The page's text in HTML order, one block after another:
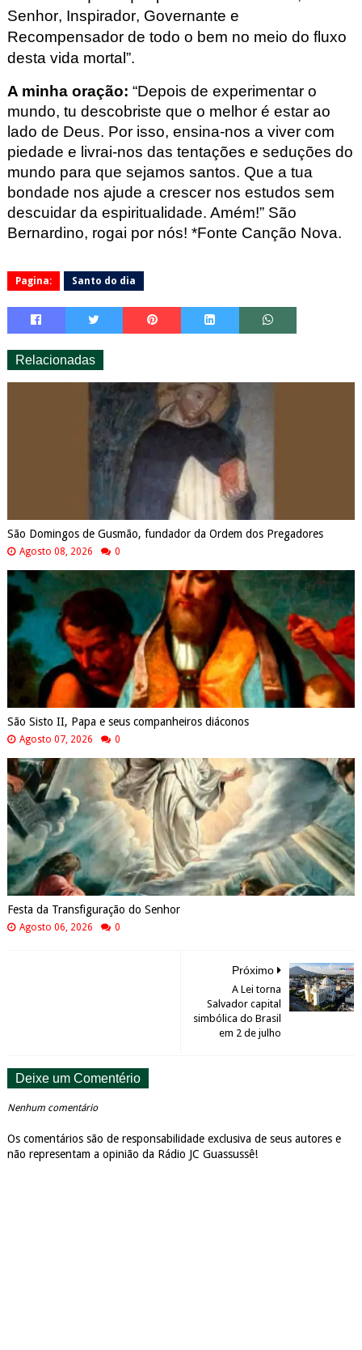
Senhor, Inspirador, Governante e
Recompensador de todo o bem no meio do fluxo
desta vida mortal”.
A minha oração: “Depois de experimentar o
mundo, tu descobriste que o melhor é estar ao
lado de Deus. Por isso, ensina-nos a viver com
piedade e livrai-nos das tentações e seduções do
mundo para que sejamos santos. Que a tua
bondade nos ajude a crescer nos estudos sem
descuidar da espiritualidade. Amém!” São
Bernardino, rogai por nós! *Fonte Canção Nova.
Pagina: Santo do dia
Relacionadas
São Domingos de Gusmão, fundador da Ordem dos Pregadores
Agosto 08, 2026 0
São Sisto II, Papa e seus companheiros diáconos
Agosto 07, 2026 0
Festa da Transfiguração do Senhor
Agosto 06, 2026 0
Próximo
A Lei torna
Salvador capital
simbólica do Brasil
em 2 de julho
Deixe um Comentério
Nenhum comentário
Os comentários são de responsabilidade exclusiva de seus autores e
não representam a opinião da Rádio JC Guassussê!